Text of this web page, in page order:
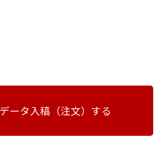
ータ入稿（注文）する